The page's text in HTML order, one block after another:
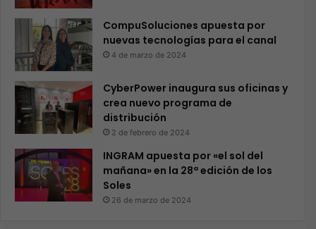
CompuSoluciones apuesta por
nuevas tecnologías para el canal
4 de marzo de 2024
CyberPower inaugura sus oficinas y
crea nuevo programa de
distribución
2 de febrero de 2024
INGRAM apuesta por «el sol del
mañana» en la 28ª edición de los
Soles
26 de marzo de 2024